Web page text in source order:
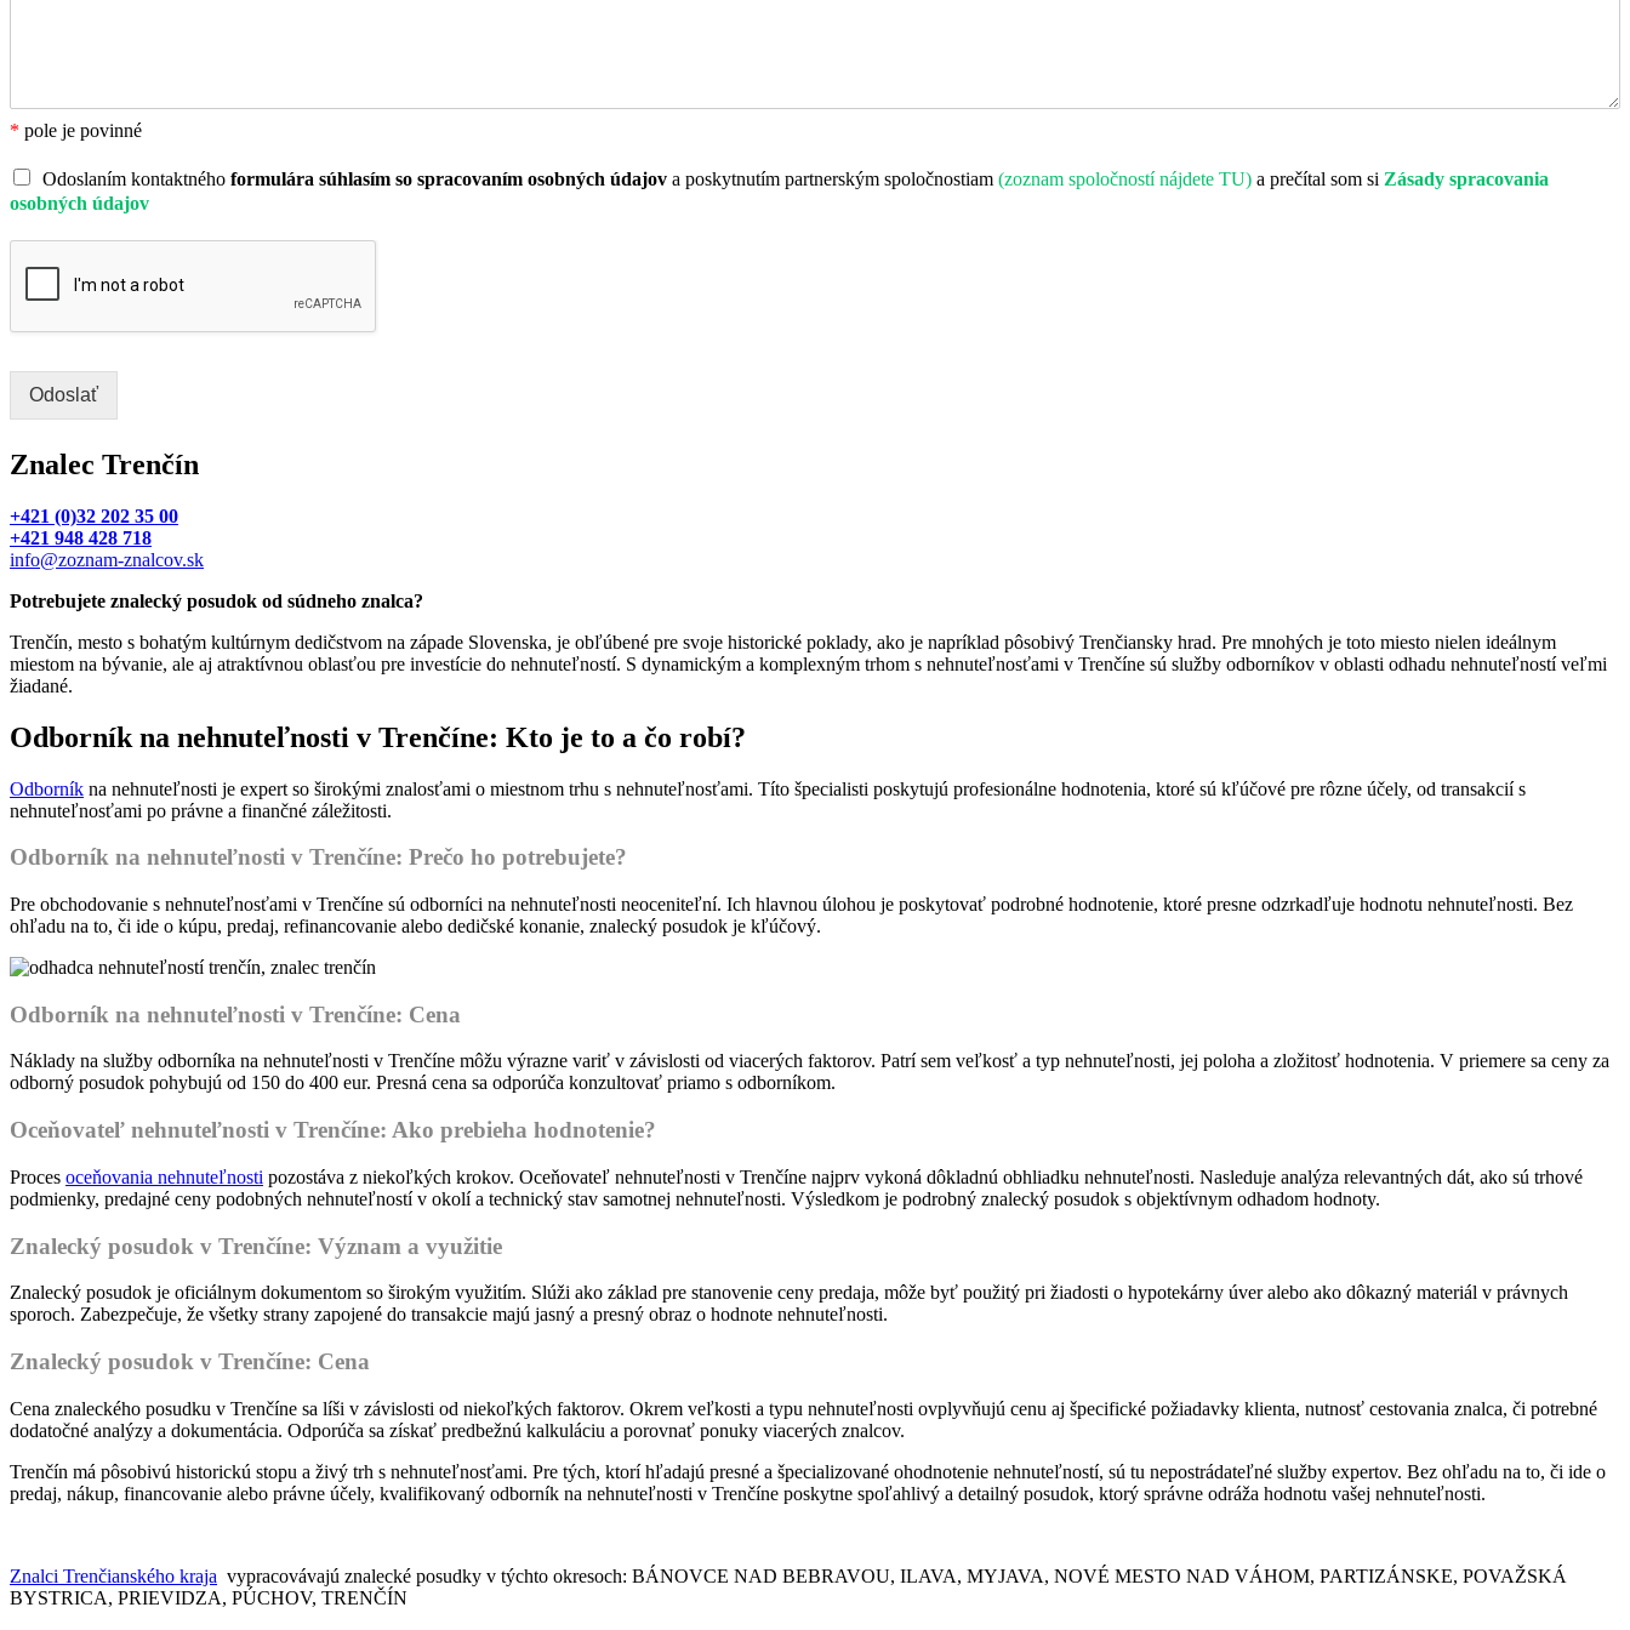
* pole je povinné
Odoslaním kontaktného formulára súhlasím so spracovaním osobných údajov a poskytnutím partnerským spoločnostiam (zoznam spoločností nájdete TU) a prečítal som si Zásady spracovania
osobných údajov
Odoslať
Znalec Trenčín
+421 (0)32 202 35 00
+421 948 428 718
info@zoznam-znalcov.sk
Potrebujete znalecký posudok od súdneho znalca?
Trenčín, mesto s bohatým kultúrnym dedičstvom na západe Slovenska, je obľúbené pre svoje historické poklady, ako je napríklad pôsobivý Trenčiansky hrad. Pre mnohých je toto miesto nielen ideálnym
miestom na bývanie, ale aj atraktívnou oblasťou pre investície do nehnuteľností. S dynamickým a komplexným trhom s nehnuteľnosťami v Trenčíne sú služby odborníkov v oblasti odhadu nehnuteľností veľmi
žiadané.
Odborník na nehnuteľnosti v Trenčíne: Kto je to a čo robí?
Odborník na nehnuteľnosti je expert so širokými znalosťami o miestnom trhu s nehnuteľnosťami. Títo špecialisti poskytujú profesionálne hodnotenia, ktoré sú kľúčové pre rôzne účely, od transakcií s
nehnuteľnosťami po právne a finančné záležitosti.
Odborník na nehnuteľnosti v Trenčíne: Prečo ho potrebujete?
Pre obchodovanie s nehnuteľnosťami v Trenčíne sú odborníci na nehnuteľnosti neoceniteľní. Ich hlavnou úlohou je poskytovať podrobné hodnotenie, ktoré presne odzrkadľuje hodnotu nehnuteľnosti. Bez
ohľadu na to, či ide o kúpu, predaj, refinancovanie alebo dedičské konanie, znalecký posudok je kľúčový.
Odborník na nehnuteľnosti v Trenčíne: Cena
Náklady na služby odborníka na nehnuteľnosti v Trenčíne môžu výrazne variť v závislosti od viacerých faktorov. Patrí sem veľkosť a typ nehnuteľnosti, jej poloha a zložitosť hodnotenia. V priemere sa ceny za
odborný posudok pohybujú od 150 do 400 eur. Presná cena sa odporúča konzultovať priamo s odborníkom.
Oceňovateľ nehnuteľnosti v Trenčíne: Ako prebieha hodnotenie?
Proces oceňovania nehnuteľnosti pozostáva z niekoľkých krokov. Oceňovateľ nehnuteľnosti v Trenčíne najprv vykoná dôkladnú obhliadku nehnuteľnosti. Nasleduje analýza relevantných dát, ako sú trhové
podmienky, predajné ceny podobných nehnuteľností v okolí a technický stav samotnej nehnuteľnosti. Výsledkom je podrobný znalecký posudok s objektívnym odhadom hodnoty.
Znalecký posudok v Trenčíne: Význam a využitie
Znalecký posudok je oficiálnym dokumentom so širokým využitím. Slúži ako základ pre stanovenie ceny predaja, môže byť použitý pri žiadosti o hypotekárny úver alebo ako dôkazný materiál v právnych
sporoch. Zabezpečuje, že všetky strany zapojené do transakcie majú jasný a presný obraz o hodnote nehnuteľnosti.
Znalecký posudok v Trenčíne: Cena
Cena znaleckého posudku v Trenčíne sa líši v závislosti od niekoľkých faktorov. Okrem veľkosti a typu nehnuteľnosti ovplyvňujú cenu aj špecifické požiadavky klienta, nutnosť cestovania znalca, či potrebné
dodatočné analýzy a dokumentácia. Odporúča sa získať predbežnú kalkuláciu a porovnať ponuky viacerých znalcov.
Trenčín má pôsobivú historickú stopu a živý trh s nehnuteľnosťami. Pre tých, ktorí hľadajú presné a špecializované ohodnotenie nehnuteľností, sú tu nepostrádateľné služby expertov. Bez ohľadu na to, či ide o
predaj, nákup, financovanie alebo právne účely, kvalifikovaný odborník na nehnuteľnosti v Trenčíne poskytne spoľahlivý a detailný posudok, ktorý správne odráža hodnotu vašej nehnuteľnosti.
Znalci Trenčianského kraja vypracovávajú znalecké posudky v týchto okresoch: BÁNOVCE NAD BEBRAVOU, ILAVA, MYJAVA, NOVÉ MESTO NAD VÁHOM, PARTIZÁNSKE, POVAŽSKÁ
BYSTRICA, PRIEVIDZA, PÚCHOV, TRENČÍN